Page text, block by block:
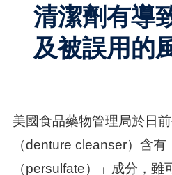
清潔劑有導
及被誤用的
美國食品藥物管理局於日
（denture cleanser）含有
（persulfate）」成分，雖